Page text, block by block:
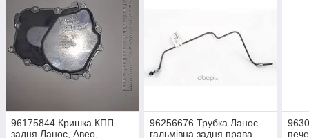
96175844 Кришка КПП
задня Ланос, Авео,
96256676 Трубка Ланос
гальмівна задня права